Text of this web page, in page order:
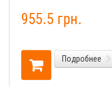
955.5 грн.
Подробнее